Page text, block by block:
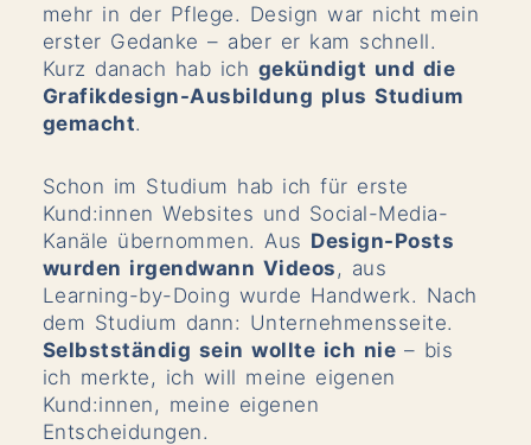
mehr in der Pflege. Design war nicht mein
erster Gedanke – aber er kam schnell.
Kurz danach hab ich gekündigt und die
Grafikdesign-Ausbildung plus Studium
gemacht.
Schon im Studium hab ich für erste
Kund:innen Websites und Social-Media-
Kanäle übernommen. Aus Design-Posts
wurden irgendwann Videos , aus
Learning-by-Doing wurde Handwerk. Nach
dem Studium dann: Unternehmensseite.
Selbstständig sein wollte ich nie – bis
ich merkte, ich will meine eigenen
Kund:innen, meine eigenen
Entscheidungen.